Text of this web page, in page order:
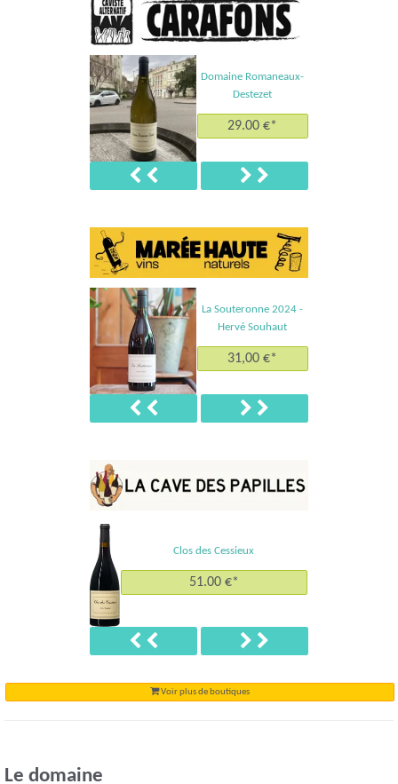
Domaine Romaneaux-
Destezet
29.00 €*
Précédent Suivant
La Souteronne 2024 -
Hervé Souhaut
31,00 €*
Précédent Suivant
Clos des Cessieux
51.00 €*
Précédent Suivant
Voir plus de boutiques
Le domaine